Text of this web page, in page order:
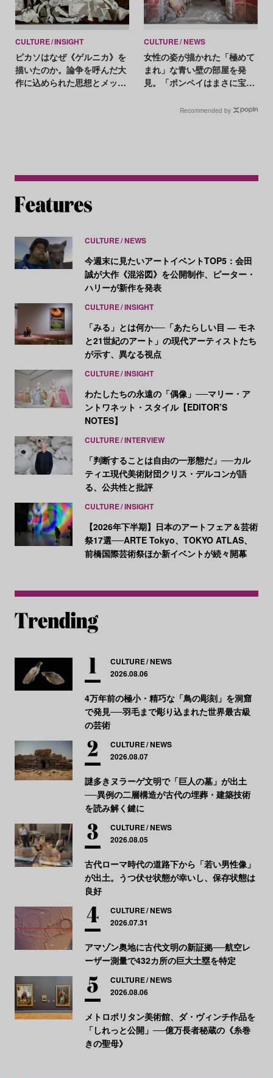
CULTURE INSIGHT
ピカソはなぜ《ゲルニカ》を
描いたのか。論争を呼んだ大
作に込められた思想とメッセ
CULTURE NEWS
女性の姿が描かれた「極めて
まれ」な青い壁の部屋を発
見。「ポンペイはまさに宝
Recommended by
CULTURE NEWS
今週末に見たいアートイベントTOP5：会田
誠が大作《混浴図》を公開制作、ピーター・
ハリーが新作を発表
CULTURE INSIGHT
「みる」とは何か──「あたらしい目 ― モネ
と21世紀のアート」の現代アーティストたち
が示す、異なる視点
CULTURE INSIGHT
わたしたちの永遠の「偶像」──マリー・ア
ントワネット・スタイル【EDITOR’S
NOTES】
CULTURE INTERVIEW
「判断することは自由の一形態だ」──カル
ティエ現代美術財団クリス・デルコンが語
る、公共性と批評
CULTURE INSIGHT
【2026年下半期】日本のアートフェア＆芸術
祭17選──ARTE Tokyo、TOKYO ATLAS、
前橋国際芸術祭ほか新イベントが続々開幕
CULTURE NEWS
2026.08.06
4万年前の極小・精巧な「鳥の彫刻」を洞窟
で発見──羽毛まで彫り込まれた世界最古級
の芸術
CULTURE NEWS
2026.08.07
謎多きヌラーゲ文明で「巨人の墓」が出土
──異例の二層構造が古代の埋葬・建築技術
を読み解く鍵に
CULTURE NEWS
2026.08.05
古代ローマ時代の道路下から「若い男性像」
が出土。うつ伏せ状態が幸いし、保存状態は
良好
CULTURE NEWS
2026.07.31
アマゾン奥地に古代文明の新証拠──航空レ
ーザー測量で432カ所の巨大土塁を特定
CULTURE NEWS
2026.08.06
メトロポリタン美術館、ダ・ヴィンチ作品を
「しれっと公開」──億万長者秘蔵の《糸巻
きの聖母》